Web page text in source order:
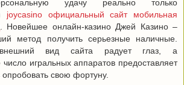
удачу реально только
joycasino официальный сайт мобильная
. Новейшее онлайн-казино Джей Казино –
метод получить серьезные наличные.
вид сайта радует глаз, а
игральных аппаратов предоставляет
опробовать свою фортуну.